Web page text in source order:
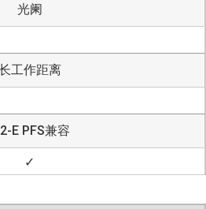
光阑
工作距离
E PFS兼容
✓